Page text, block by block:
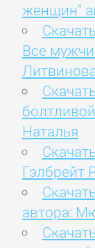
женщин"
Все
Наталья
Гэлбрейт
автора: